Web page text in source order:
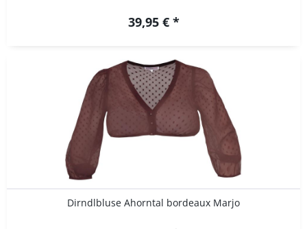
39,95 € *
Dirndlbluse Ahorntal bordeaux Marjo